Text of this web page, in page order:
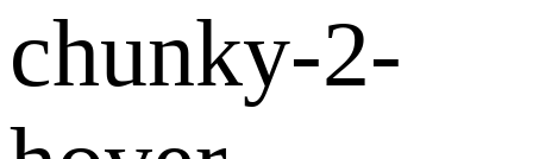
chunky-2-